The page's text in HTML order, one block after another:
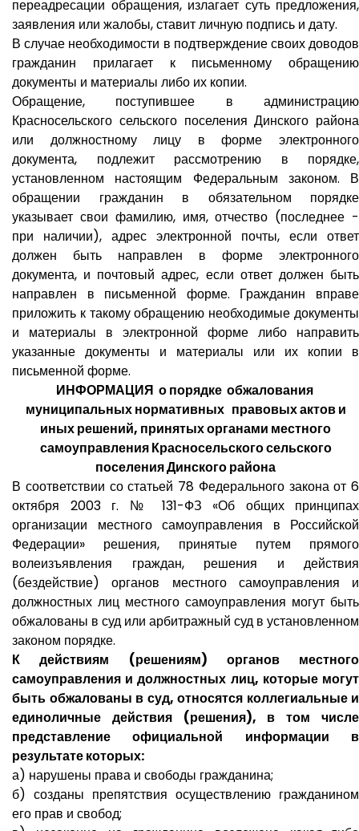
переадресации обращения, излагает суть предложения,
заявления или жалобы, ставит личную подпись и дату.
В случае необходимости в подтверждение своих доводов
гражданин прилагает к письменному обращению
документы и материалы либо их копии.
Обращение, поступившее в администрацию
Красносельского сельского поселения Динского района
или должностному лицу в форме электронного
документа, подлежит рассмотрению в порядке,
установленном настоящим Федеральным законом. В
обращении гражданин в обязательном порядке
указывает свои фамилию, имя, отчество (последнее -
при наличии), адрес электронной почты, если ответ
должен быть направлен в форме электронного
документа, и почтовый адрес, если ответ должен быть
направлен в письменной форме. Гражданин вправе
приложить к такому обращению необходимые документы
и материалы в электронной форме либо направить
указанные документы и материалы или их копии в
письменной форме.
ИНФОРМАЦИЯ о порядке обжалования
муниципальных нормативных правовых актов и
иных решений, принятых органами местного
самоуправления Красносельского сельского
поселения Динского района
В соответствии со статьей 78 Федерального закона от 6
октября 2003 г. № 131-ФЗ «Об общих принципах
организации местного самоуправления в Российской
Федерации» решения, принятые путем прямого
волеизъявления граждан, решения и действия
(бездействие) органов местного самоуправления и
должностных лиц местного самоуправления могут быть
обжалованы в суд или арбитражный суд в установленном
законом порядке.
К действиям (решениям) органов местного
самоуправления и должностных лиц, которые могут
быть обжалованы в суд, относятся коллегиальные и
единоличные действия (решения), в том числе
представление официальной информации в
результате которых:
а) нарушены права и свободы гражданина;
б) созданы препятствия осуществлению гражданином
его прав и свобод;